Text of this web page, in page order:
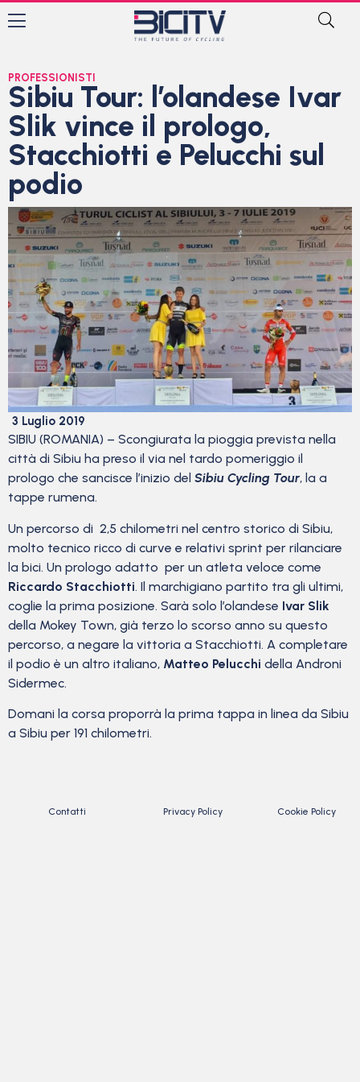
PROFESSIONISTI
Sibiu Tour: l’olandese Ivar
Slik vince il prologo,
Stacchiotti e Pelucchi sul
podio
3 Luglio 2019
SIBIU (ROMANIA) – Scongiurata la pioggia prevista nella
città di Sibiu ha preso il via nel tardo pomeriggio il
prologo che sancisce l’inizio del Sibiu Cycling Tour, la a
tappe rumena.
Un percorso di 2,5 chilometri nel centro storico di Sibiu,
molto tecnico ricco di curve e relativi sprint per rilanciare
la bici. Un prologo adatto per un atleta veloce come
Riccardo Stacchiotti. Il marchigiano partito tra gli ultimi,
coglie la prima posizione. Sarà solo l’olandese Ivar Slik
della Mokey Town, già terzo lo scorso anno su questo
percorso, a negare la vittoria a Stacchiotti. A completare
il podio è un altro italiano, Matteo Pelucchi della Androni
Sidermec.
Domani la corsa proporrà la prima tappa in linea da Sibiu
a Sibiu per 191 chilometri.
Contatti Privacy Policy Cookie Policy